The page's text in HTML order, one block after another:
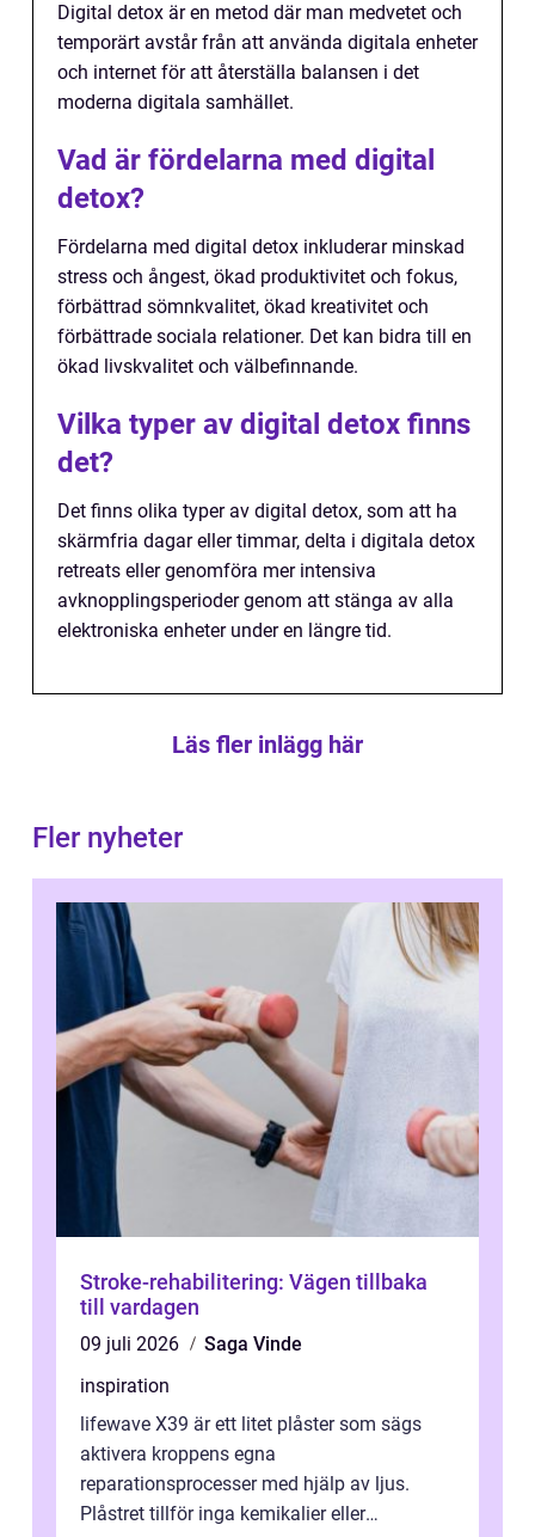
Digital detox är en metod där man medvetet och
temporärt avstår från att använda digitala enheter
och internet för att återställa balansen i det
moderna digitala samhället.
Vad är fördelarna med digital
detox?
Fördelarna med digital detox inkluderar minskad
stress och ångest, ökad produktivitet och fokus,
förbättrad sömnkvalitet, ökad kreativitet och
förbättrade sociala relationer. Det kan bidra till en
ökad livskvalitet och välbefinnande.
Vilka typer av digital detox finns
det?
Det finns olika typer av digital detox, som att ha
skärmfria dagar eller timmar, delta i digitala detox
retreats eller genomföra mer intensiva
avknopplingsperioder genom att stänga av alla
elektroniska enheter under en längre tid.
Läs fler inlägg här
Fler nyheter
Stroke-rehabilitering: Vägen tillbaka
till vardagen
09 juli 2026
Saga Vinde
inspiration
lifewave X39 är ett litet plåster som sägs
aktivera kroppens egna
reparationsprocesser med hjälp av ljus.
Plåstret tillför inga kemikalier eller